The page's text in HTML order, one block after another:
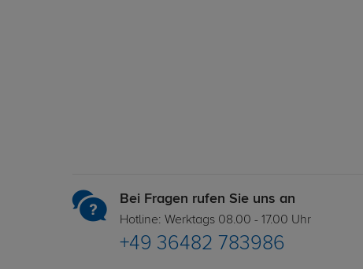
Bei Fragen rufen Sie uns an
Hotline: Werktags 08.00 - 17.00 Uhr
+49 36482 783986